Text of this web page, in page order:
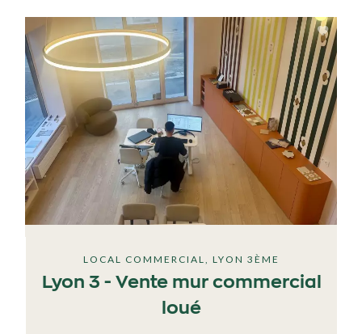
LOCAL COMMERCIAL, LYON 3ÈME
Lyon 3 - Vente mur commercial
loué